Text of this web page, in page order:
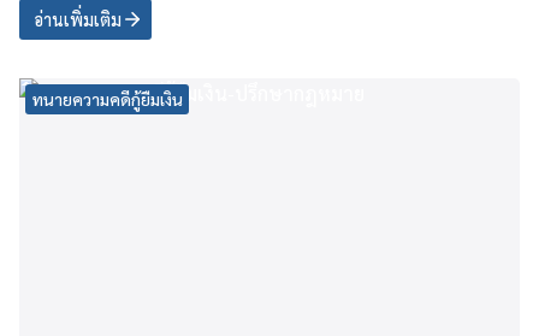
อ่านเพิ่มเติม
ทนายความคดีกู้ยืมเงิน